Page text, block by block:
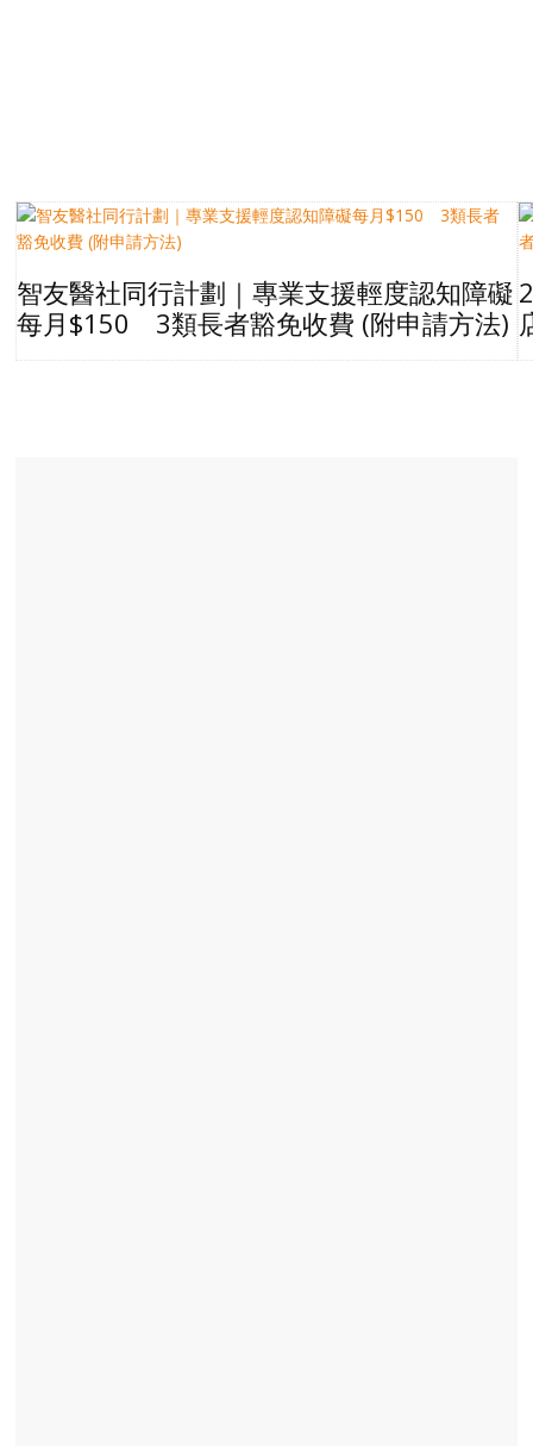
智友醫社同行計劃｜專業支援輕度認知障礙
每月$150 3類長者豁免收費 (附申請方法)